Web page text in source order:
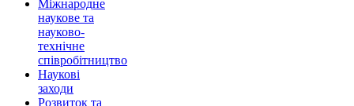
Міжнародне
наукове та
науково-
технічне
співробітництво
Наукові
заходи
Розвиток та